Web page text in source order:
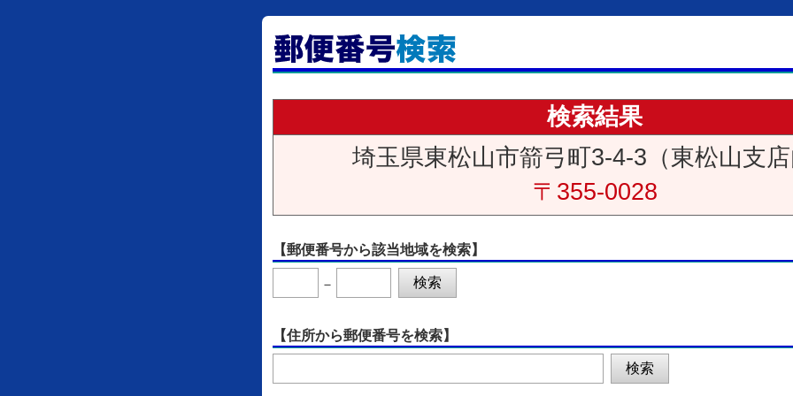
検索結果
埼玉県東松山市箭弓町3-4-3（東松山支
〒355-0028
【郵便番号から該当地域を検索】
－
【住所から郵便番号を検索】